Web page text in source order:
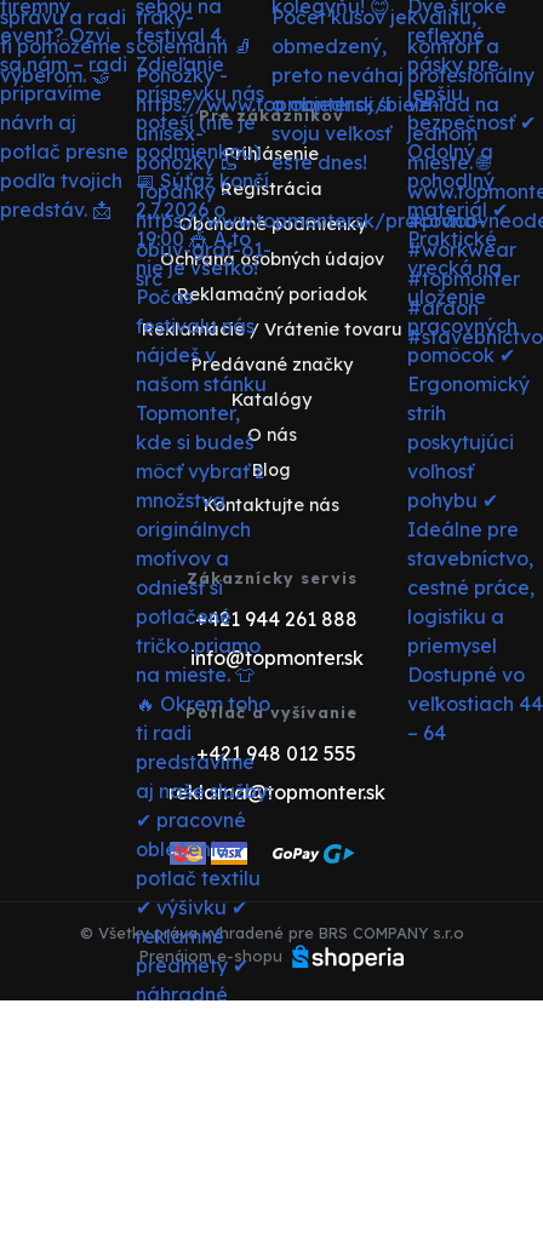
Pre zákazníkov
Prihlásenie
Registrácia
Obchodné podmienky
Ochrana osobných údajov
Reklamačný poriadok
Reklamácie / Vrátenie tovaru
Predávané značky
Katalógy
O nás
Blog
Kontaktujte nás
Zákaznícky servis
+421 944 261 888
info@topmonter.sk
Potlač a vyšívanie
+421 948 012 555
reklama@topmonter.sk
© Všetky práva vyhradené pre BRS COMPANY s.r.o
Prenájom e-shopu